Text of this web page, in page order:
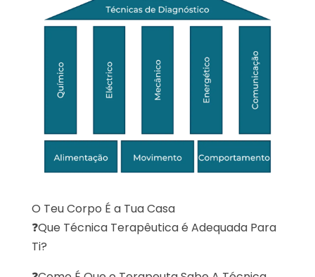
O Teu Corpo É a Tua Casa
❓Que Técnica Terapêutica é Adequada Para
Ti?